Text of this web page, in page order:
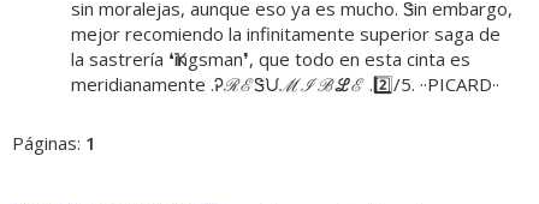
sin moralejas, aunque eso ya es mucho. Ꮥin embargo,
mejor recomiendo la infinitamente superior saga de
la sastrería ❛Ҡingsman❜, que todo en esta cinta es
meridianamente .ᎮℛℰᏕᙀℳℐℬℒℰ .2️⃣/5. ··PICARD··
Páginas: 1